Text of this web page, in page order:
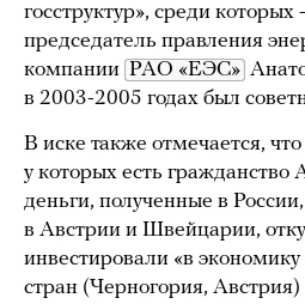
госструктур», среди
председатель правления
компании РАО «ЕЭС»
в 2003-2005 годах был
В иске также отмечается,
у которых есть гражданство
деньги, полученные в
в Австрии и Швейцарии,
инвестировали «в
стран (Черногория, Австрия)